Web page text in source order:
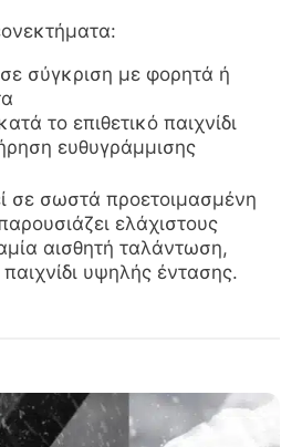
σύγκριση με φορητά ή
το επιθετικό παιχνίδι
ευθυγράμμισης
σε σωστά προετοιμασμένη
ελάχιστους
αισθητή ταλάντωση,
υψηλής έντασης.